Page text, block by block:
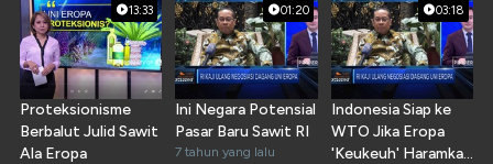
13:33
Proteksionisme
Berbalut Julid Sawit
Ala Eropa
01:20
Ini Negara Potensial
Pasar Baru Sawit RI
7 tahun yang lalu
03:18
Indonesia Siap ke
WTO Jika Eropa
'Keukeuh' Haramkan